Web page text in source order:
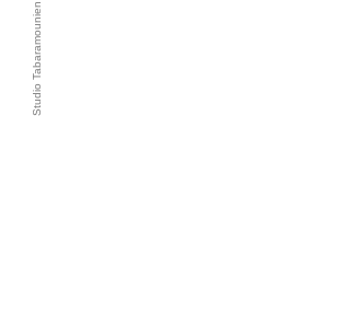
Studio Tabaramounien